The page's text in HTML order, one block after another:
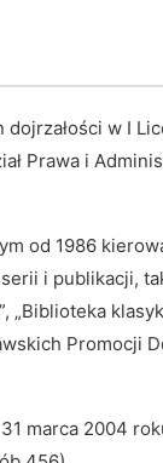
dojrzałości w I
Prawa i
od 1986
i publikacji,
„Biblioteka
Promocji
marca 2004